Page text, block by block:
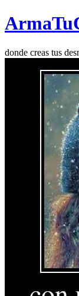
ArmaTu
donde creas tus